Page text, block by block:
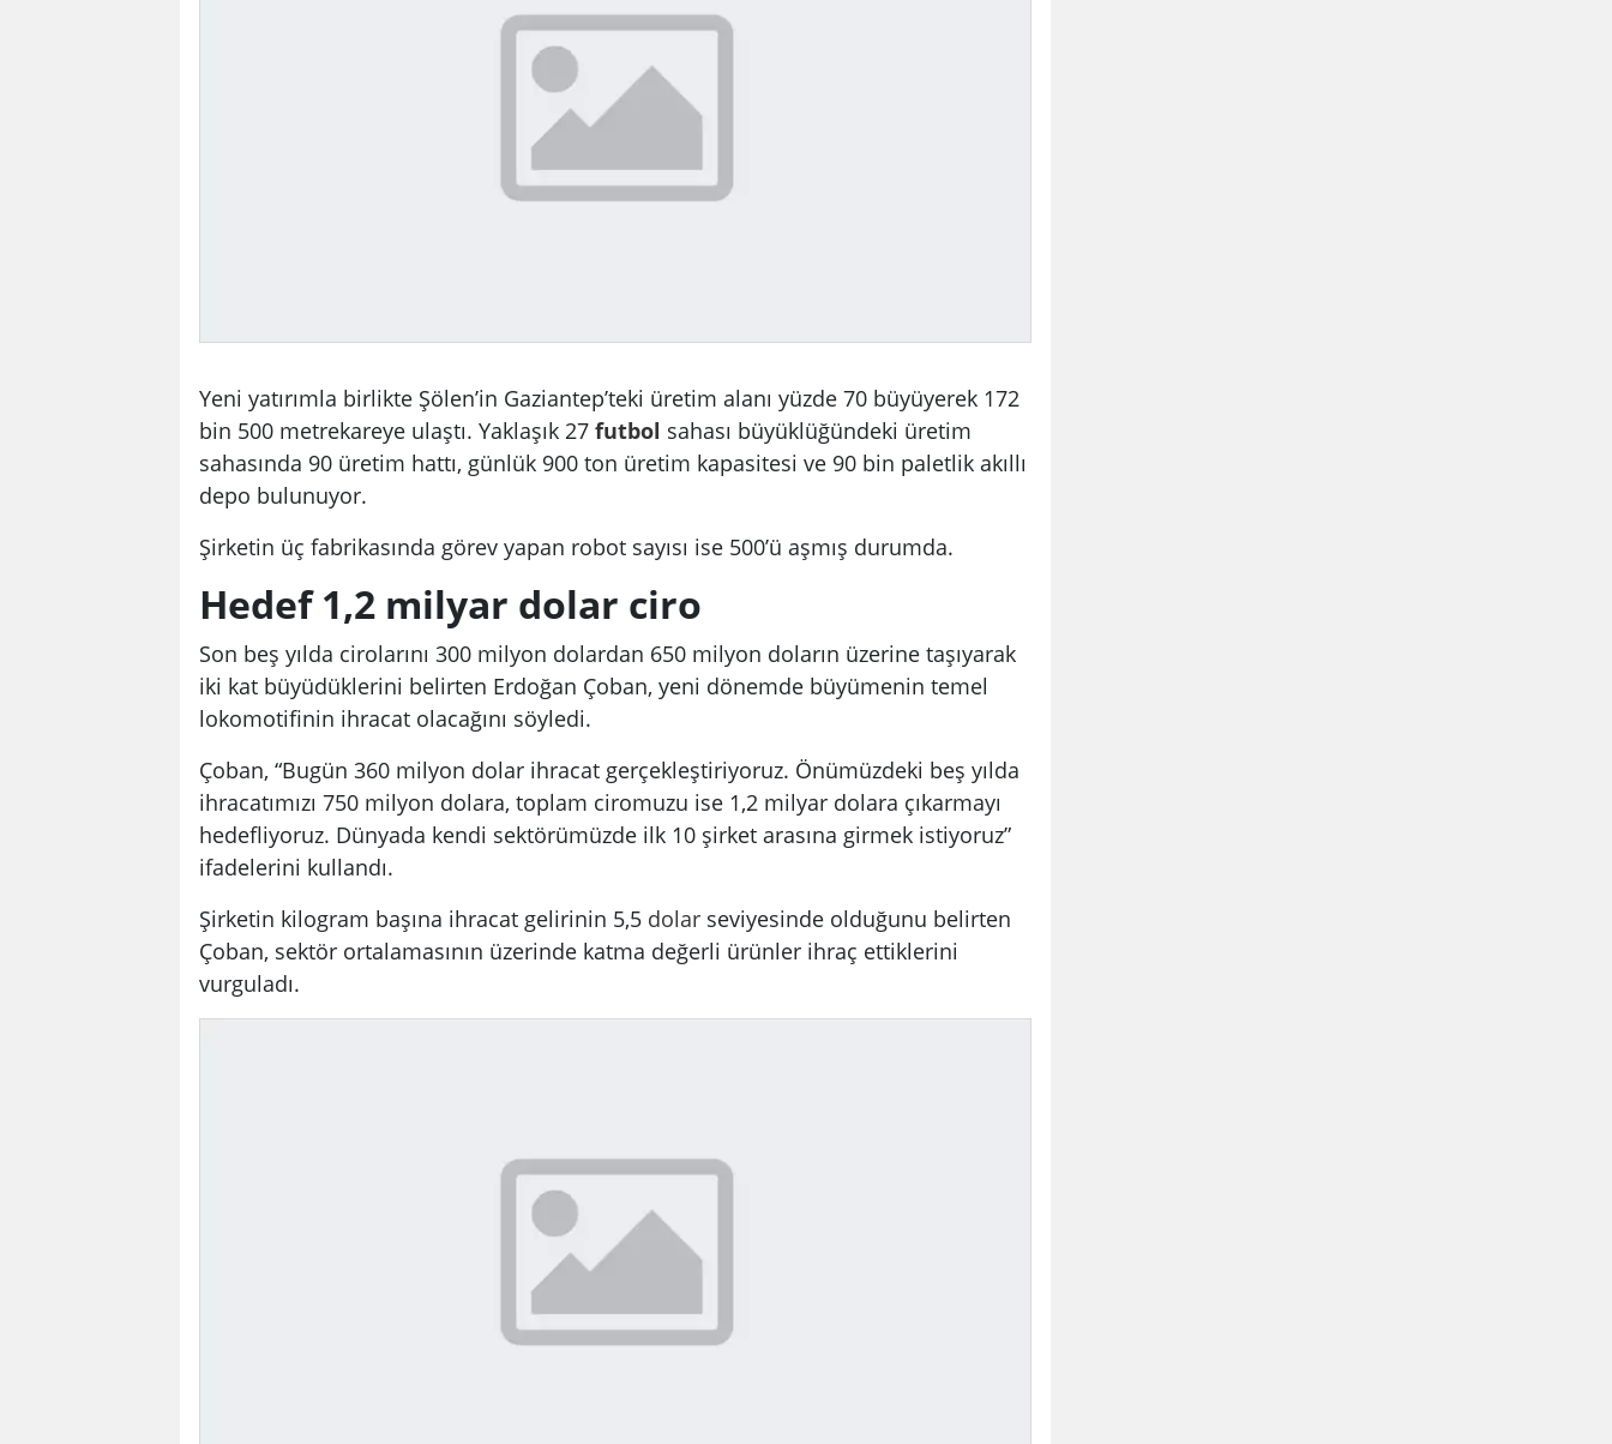
Yeni yatırımla birlikte Şölen’in Gaziantep’teki üretim alanı yüzde 70 büyüyerek 172
bin 500 metrekareye ulaştı. Yaklaşık 27 futbol sahası büyüklüğündeki üretim
sahasında 90 üretim hattı, günlük 900 ton üretim kapasitesi ve 90 bin paletlik akıllı
depo bulunuyor.
Şirketin üç fabrikasında görev yapan robot sayısı ise 500’ü aşmış durumda.
Hedef 1,2 milyar dolar ciro
Son beş yılda cirolarını 300 milyon dolardan 650 milyon doların üzerine taşıyarak
iki kat büyüdüklerini belirten Erdoğan Çoban, yeni dönemde büyümenin temel
lokomotifinin ihracat olacağını söyledi.
Çoban, “Bugün 360 milyon dolar ihracat gerçekleştiriyoruz. Önümüzdeki beş yılda
ihracatımızı 750 milyon dolara, toplam ciromuzu ise 1,2 milyar dolara çıkarmayı
hedefliyoruz. Dünyada kendi sektörümüzde ilk 10 şirket arasına girmek istiyoruz”
ifadelerini kullandı.
Şirketin kilogram başına ihracat gelirinin 5,5 dolar seviyesinde olduğunu belirten
Çoban, sektör ortalamasının üzerinde katma değerli ürünler ihraç ettiklerini
vurguladı.